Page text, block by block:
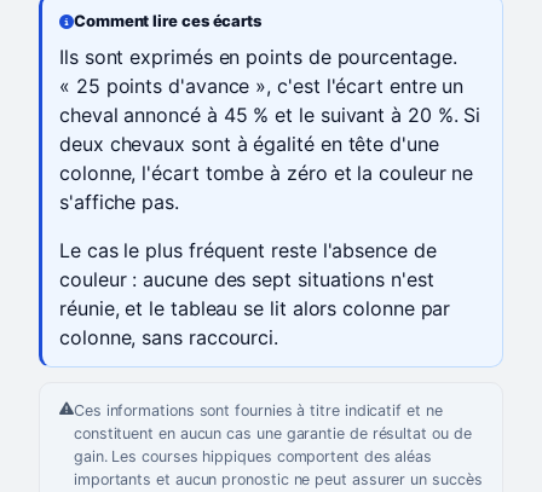
Comment lire ces écarts
Ils sont exprimés en points de pourcentage.
« 25 points d'avance », c'est l'écart entre un
cheval annoncé à 45 % et le suivant à 20 %. Si
deux chevaux sont à égalité en tête d'une
colonne, l'écart tombe à zéro et la couleur ne
s'affiche pas.
Le cas le plus fréquent reste l'absence de
couleur : aucune des sept situations n'est
réunie, et le tableau se lit alors colonne par
colonne, sans raccourci.
Ces informations sont fournies à titre indicatif et ne
constituent en aucun cas une garantie de résultat ou de
gain. Les courses hippiques comportent des aléas
importants et aucun pronostic ne peut assurer un succès